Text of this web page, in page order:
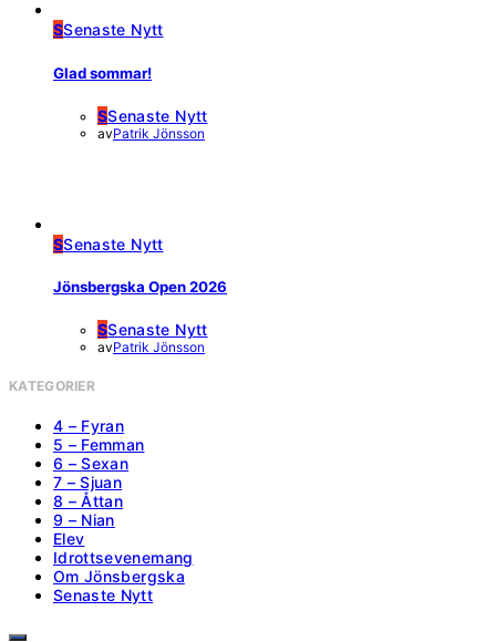
SSenaste Nytt
Glad sommar!
SSenaste Nytt
avPatrik Jönsson
SSenaste Nytt
Jönsbergska Open 2026
SSenaste Nytt
avPatrik Jönsson
KATEGORIER
4 – Fyran
5 – Femman
6 – Sexan
7 – Sjuan
8 – Åttan
9 – Nian
Elev
Idrottsevenemang
Om Jönsbergska
Senaste Nytt